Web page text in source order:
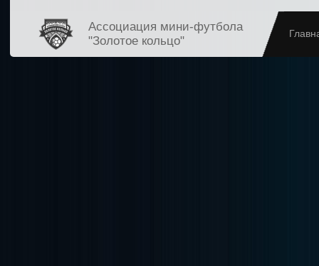
Ассоциация мини-футбола
"Золотое кольцо"